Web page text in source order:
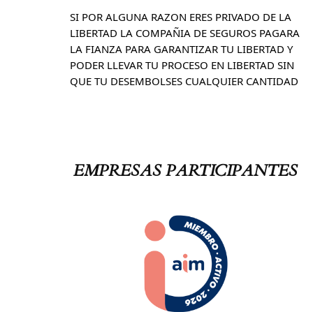
SI POR ALGUNA RAZON ERES PRIVADO DE LA
LIBERTAD LA COMPAÑIA DE SEGUROS PAGARA
LA FIANZA PARA GARANTIZAR TU LIBERTAD Y
PODER LLEVAR TU PROCESO EN LIBERTAD SIN
QUE TU DESEMBOLSES CUALQUIER CANTIDAD
EMPRESAS PARTICIPANTES